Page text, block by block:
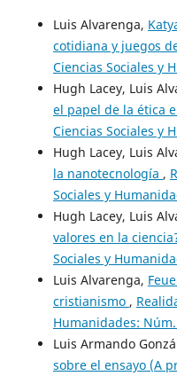
Luis Alvarenga,
cotidiana y juegos
Ciencias Sociales y
Hugh Lacey, Luis
el papel de la ética
Ciencias Sociales y
Hugh Lacey, Luis
la nanotecnología ,
Sociales y
Hugh Lacey, Luis
valores en la
Sociales y
Luis Alvarenga,
cristianismo ,
Humanidades:
Luis Armando
sobre el ensayo (A